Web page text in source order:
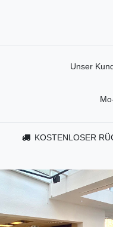
Unser
KOSTENLOSER